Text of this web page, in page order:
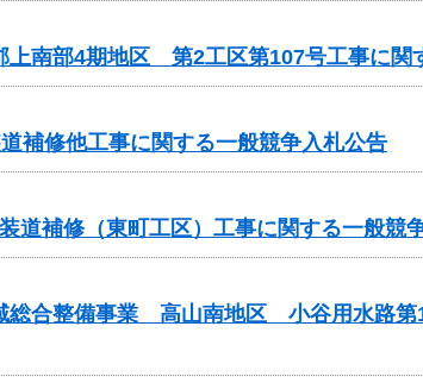
南部4期地区 第2工区第107号工事に関
補修他工事に関する一般競争入札公告
補修（東町工区）工事に関する一般競
総合整備事業 高山南地区 小谷用水路第